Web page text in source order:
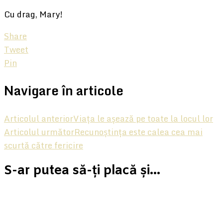
Cu drag, Mary!
Share
Tweet
Pin
Navigare în articole
Articolul anteriorViața le așează pe toate la locul lor
Articolul următorRecunoștința este calea cea mai
scurtă către fericire
S-ar putea să-ți placă și...